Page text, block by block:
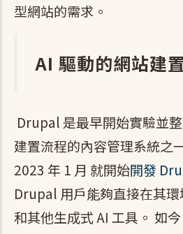
型網站的需求。
AI 驅動的網站建
Drupal 是最早開始實驗並
建置流程的內容管理系統之
2023 年 1 月 就開始開發
Drupal 用戶能夠直接在其
和其他生成式 AI 工具。 如